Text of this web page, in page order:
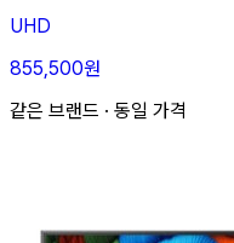
UHD
855,500원
같은 브랜드 · 동일 가격